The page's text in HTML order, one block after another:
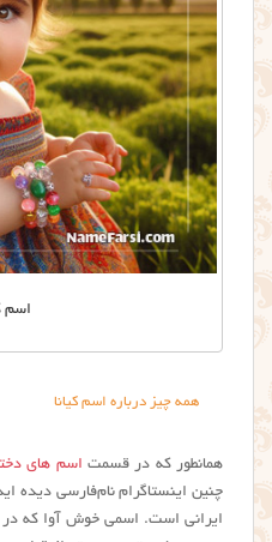
اسم
همه چیز درباره اسم كيانا
همانطور که در قسمت اسم های
چنین اینستاگرام نام‌فارسی دیده
ایرانی است. اسمی خوش آوا که در